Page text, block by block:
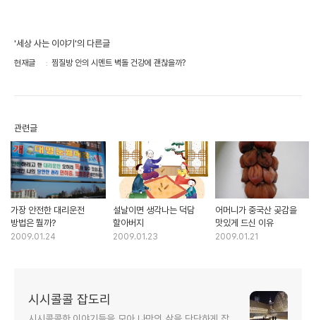
'세상 사는 이야기'의 다른글
현재글 찜질방 안의 시멘트 벽돌 건강에 괜찮을까?
관련글
가장 안전한 대리운전
방법은 뭘까?
2009.01.24
설날이면 생각나는 덕담
할아버지
2009.01.23
어머니가 중국산 곶감을
맛있게 드신 이유
2009.01.21
시시콜콜 잡도리